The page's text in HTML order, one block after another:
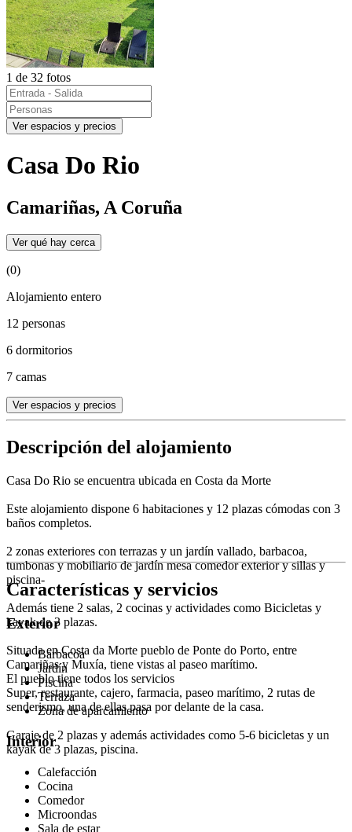
1 de 32 fotos
Ver espacios y precios
Casa Do Rio
Camariñas, A Coruña
Ver qué hay cerca
(0)
Alojamiento entero
12 personas
6 dormitorios
7 camas
Ver espacios y precios
Descripción del alojamiento
Casa Do Rio se encuentra ubicada en Costa da Morte
Este alojamiento dispone 6 habitaciones y 12 plazas cómodas con 3
baños completos.
2 zonas exteriores con terrazas y un jardín vallado, barbacoa,
tumbonas y mobiliario de jardín mesa comedor exterior y sillas y
piscina-
Además tiene 2 salas, 2 cocinas y actividades como Bicicletas y
kayak de 3 plazas.
Situada en Costa da Morte pueblo de Ponte do Porto, entre
Camariñas y Muxía, tiene vistas al paseo marítimo.
El pueblo tiene todos los servicios
Super, restaurante, cajero, farmacia, paseo marítimo, 2 rutas de
senderismo, una de ellas pasa por delante de la casa.
Garaje de 2 plazas y además actividades como 5-6 bicicletas y un
kayak de 3 plazas, piscina.
Características y servicios
Exterior
Barbacoa
Jardín
Piscina
Terraza
Zona de aparcamiento
Interior
Calefacción
Cocina
Comedor
Microondas
Sala de estar